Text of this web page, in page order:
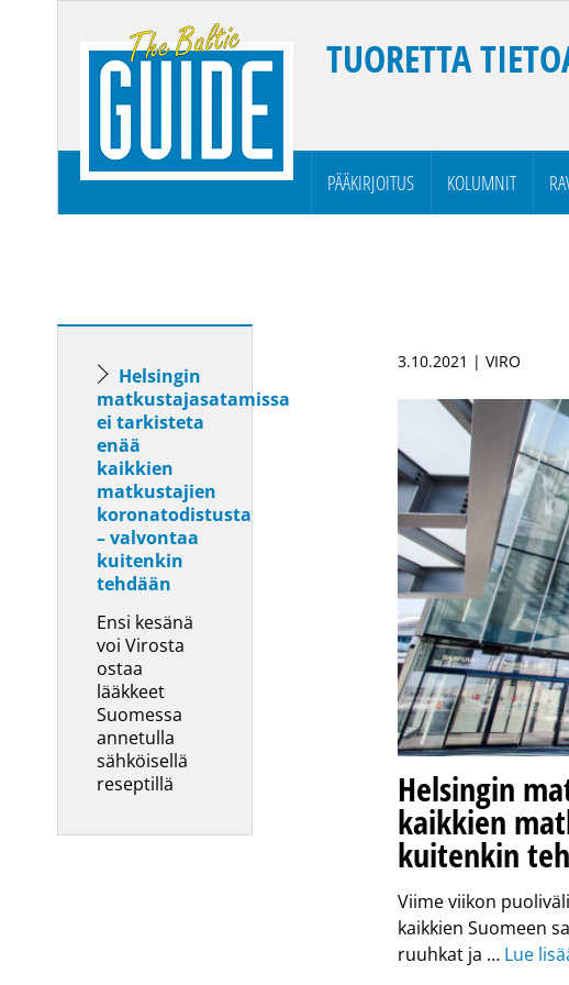
TUORETTA
PÄÄKIRJOITUS KOLUMNIT
Helsingin
matkustajasatamissa
ei tarkisteta
enää
kaikkien
matkustajien
koronatodistusta
– valvontaa
kuitenkin
tehdään
Ensi kesänä
voi Virosta
ostaa
lääkkeet
Suomessa
annetulla
sähköisellä
reseptillä
3.10.2021 | VIRO
Helsingin
kaikkien
kuitenkin
Viime viikon
kaikkien Suomeen
ruuhkat ja … Lue